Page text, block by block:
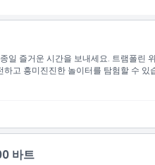
일 즐거운 시간을 보내세요. 트램폴린
고 흥미진진한 놀이터를 탐험할 수 있
바트